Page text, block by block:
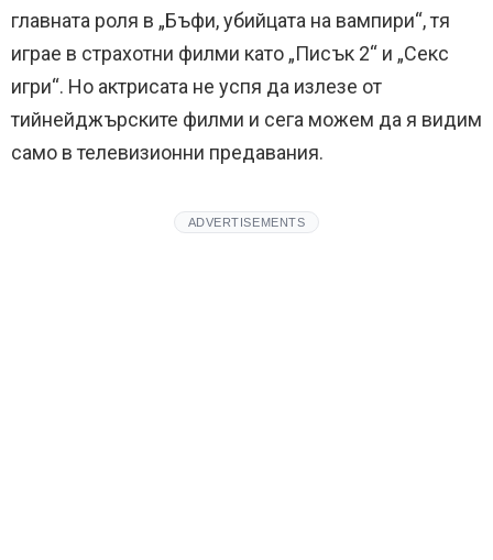
главната роля в „Бъфи, убийцата на вампири“, тя
играе в страхотни филми като „Писък 2“ и „Секс
игри“. Но актрисата не успя да излезе от
тийнейджърските филми и сега можем да я видим
само в телевизионни предавания.
ADVERTISEMENTS